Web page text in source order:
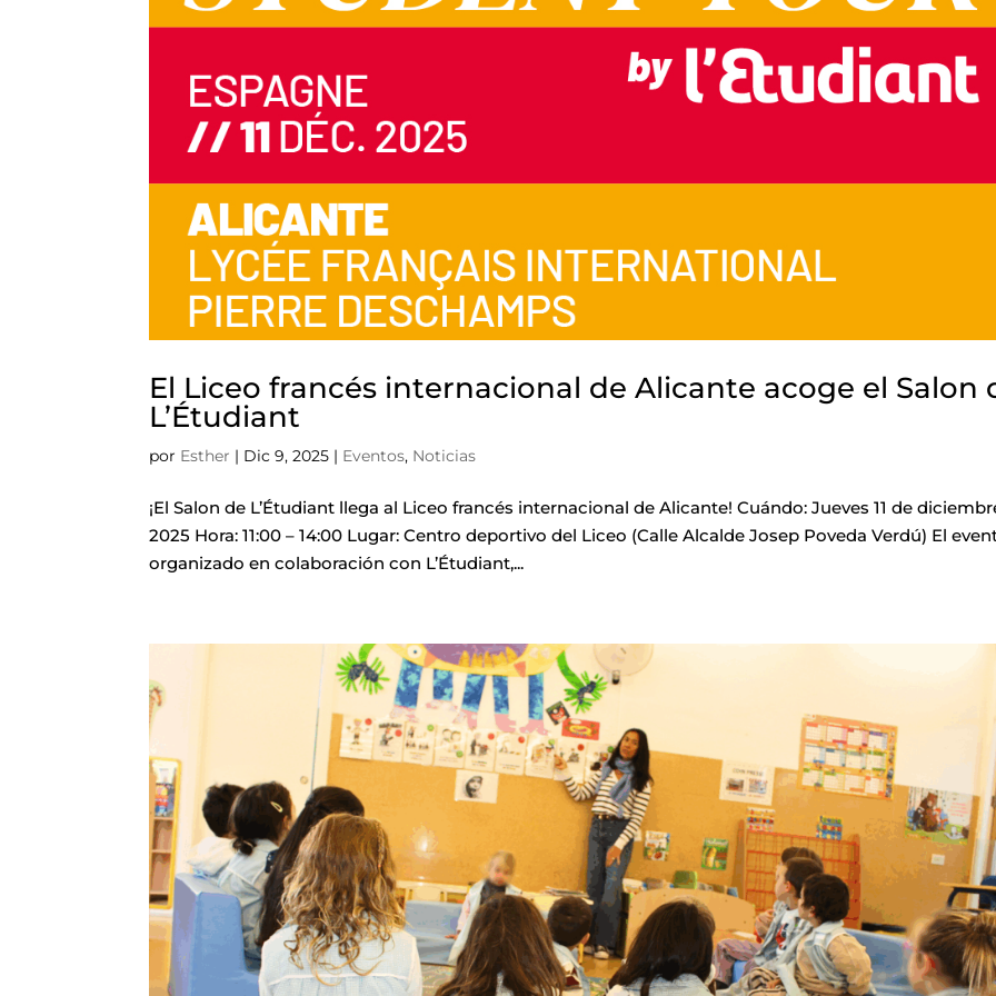
El Liceo francés internacional de Alicante acoge el Salon
L’Étudiant
por Esther | Dic 9, 2025 | Eventos, Noticias
¡El Salon de L’Étudiant llega al Liceo francés internacional de Alicante! Cuándo: Jueves 11 de
2025 Hora: 11:00 – 14:00 Lugar: Centro deportivo del Liceo (Calle Alcalde Josep Poveda Verdú) El
organizado en colaboración con L’Étudiant,...